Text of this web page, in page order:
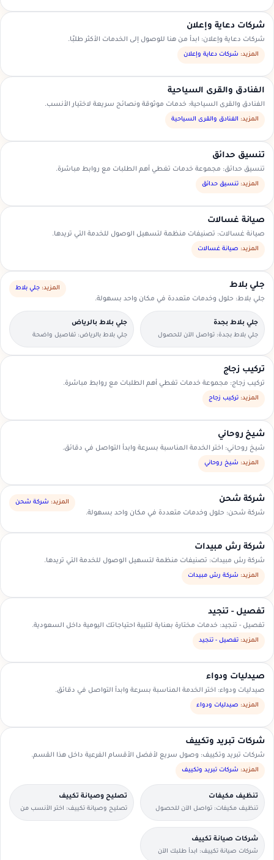
شركات دعاية وإعلان
شركات دعاية وإعلان: ابدأ من هنا للوصول إلى الخدمات الأكثر طلبًا.
المزيد: شركات دعاية وإعلان
الفنادق والقرى السياحية
الفنادق والقرى السياحية: خدمات موثوقة ونصائح سريعة لاختيار الأنسب.
المزيد: الفنادق والقرى السياحية
تنسيق حدائق
تنسيق حدائق: مجموعة خدمات تغطي أهم الطلبات مع روابط مباشرة.
المزيد: تنسيق حدائق
صيانة غسالات
صيانة غسالات: تصنيفات منظمة لتسهيل الوصول للخدمة التي تريدها.
المزيد: صيانة غسالات
جلي بلاط
جلي بلاط: حلول وخدمات متعددة في مكان واحد بسهولة.
المزيد: جلي بلاط
جلي بلاط بجدة
جلي بلاط بجدة: تواصل الآن للحصول
على عرض سعر مناسب.
جلي بلاط بالرياض
جلي بلاط بالرياض: تفاصيل واضحة
لتسهيل اختيار مقدم الخدمة.
تركيب زجاج
تركيب زجاج: مجموعة خدمات تغطي أهم الطلبات مع روابط مباشرة.
المزيد: تركيب زجاج
شيخ روحاني
شيخ روحاني: اختر الخدمة المناسبة بسرعة وابدأ التواصل في دقائق.
المزيد: شيخ روحاني
شركة شحن
شركة شحن: حلول وخدمات متعددة في مكان واحد بسهولة.
المزيد: شركة شحن
شركة رش مبيدات
شركة رش مبيدات: تصنيفات منظمة لتسهيل الوصول للخدمة التي تريدها.
المزيد: شركة رش مبيدات
تفصيل - تنجيد
تفصيل - تنجيد: خدمات مختارة بعناية لتلبية احتياجاتك اليومية داخل السعودية.
المزيد: تفصيل - تنجيد
صيدليات ودواء
صيدليات ودواء: اختر الخدمة المناسبة بسرعة وابدأ التواصل في دقائق.
المزيد: صيدليات ودواء
شركات تبريد وتكييف
شركات تبريد وتكييف: وصول سريع لأفضل الأقسام الفرعية داخل هذا القسم.
المزيد: شركات تبريد وتكييف
تنظيف مكيفات
تنظيف مكيفات: تواصل الآن للحصول
على عرض سعر مناسب.
تصليح وصيانة تكييف
تصليح وصيانة تكييف: اختر الأنسب من
العروض المتاحة في منطقتك.
شركات صيانة تكييف
شركات صيانة تكييف: ابدأ طلبك الآن